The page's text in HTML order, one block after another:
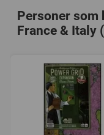
Serie: Power Grid
Ekonomi ,
Tillverkare: Rio
Länkar:
Försälj. rank:
Personer som
France & Italy